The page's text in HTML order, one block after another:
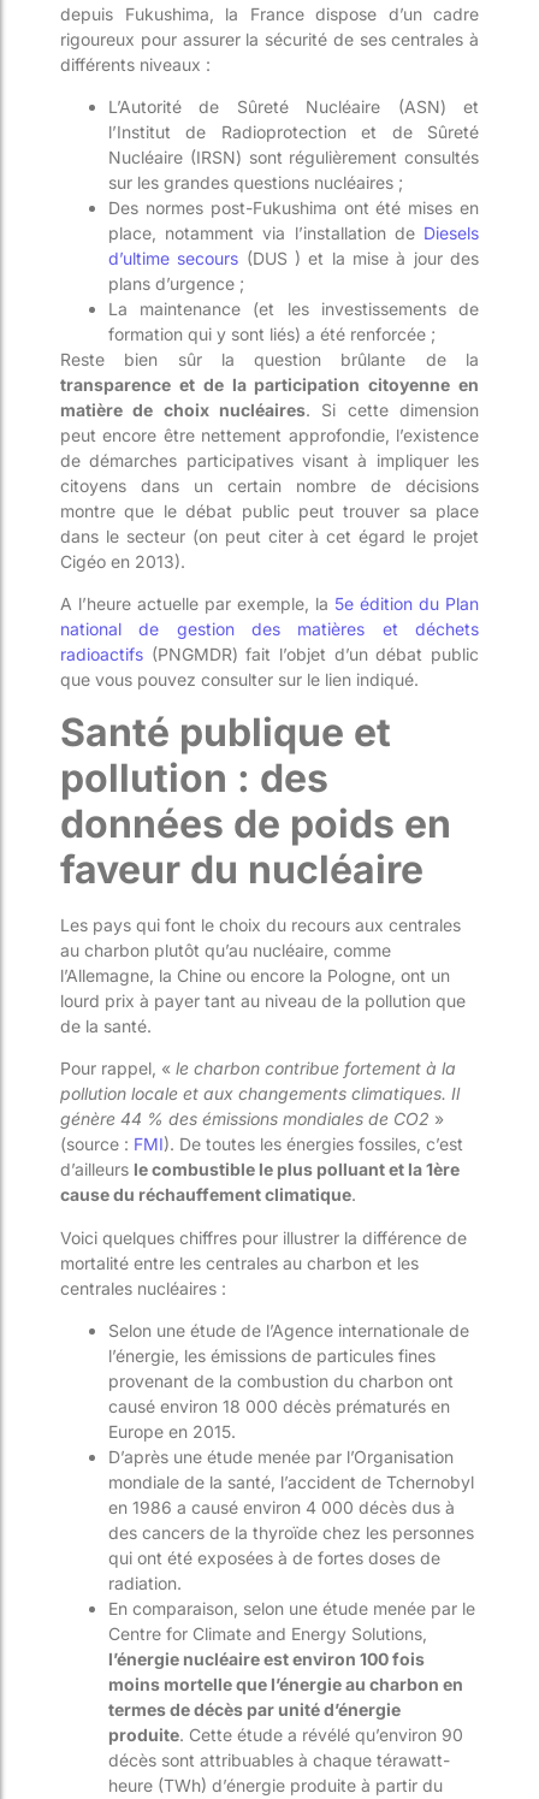
depuis Fukushima, la France dispose d’un cadre
rigoureux pour assurer la sécurité de ses centrales à
différents niveaux :
L’Autorité de Sûreté Nucléaire (ASN) et
l’Institut de Radioprotection et de Sûreté
Nucléaire (IRSN) sont régulièrement consultés
sur les grandes questions nucléaires ;
Des normes post-Fukushima ont été mises en
place, notamment via l’installation de Diesels
d’ultime secours (DUS ) et la mise à jour des
plans d’urgence ;
La maintenance (et les investissements de
formation qui y sont liés) a été renforcée ;
Reste bien sûr la question brûlante de la
transparence et de la participation citoyenne en
matière de choix nucléaires. Si cette dimension
peut encore être nettement approfondie, l’existence
de démarches participatives visant à impliquer les
citoyens dans un certain nombre de décisions
montre que le débat public peut trouver sa place
dans le secteur (on peut citer à cet égard le projet
Cigéo en 2013).
A l’heure actuelle par exemple, la 5e édition du Plan
national de gestion des matières et déchets
radioactifs (PNGMDR) fait l’objet d’un débat public
que vous pouvez consulter sur le lien indiqué.
Santé publique et
pollution : des
données de poids en
faveur du nucléaire
Les pays qui font le choix du recours aux centrales
au charbon plutôt qu’au nucléaire, comme
l’Allemagne, la Chine ou encore la Pologne, ont un
lourd prix à payer tant au niveau de la pollution que
de la santé.
Pour rappel, « le charbon contribue fortement à la
pollution locale et aux changements climatiques. Il
génère 44 % des émissions mondiales de CO2 »
(source : FMI). De toutes les énergies fossiles, c’est
d’ailleurs le combustible le plus polluant et la 1ère
cause du réchauffement climatique.
Voici quelques chiffres pour illustrer la différence de
mortalité entre les centrales au charbon et les
centrales nucléaires :
Selon une étude de l’Agence internationale de
l’énergie, les émissions de particules fines
provenant de la combustion du charbon ont
causé environ 18 000 décès prématurés en
Europe en 2015.
D’après une étude menée par l’Organisation
mondiale de la santé, l’accident de Tchernobyl
en 1986 a causé environ 4 000 décès dus à
des cancers de la thyroïde chez les personnes
qui ont été exposées à de fortes doses de
radiation.
En comparaison, selon une étude menée par le
Centre for Climate and Energy Solutions,
l’énergie nucléaire est environ 100 fois
moins mortelle que l’énergie au charbon en
termes de décès par unité d’énergie
produite. Cette étude a révélé qu’environ 90
décès sont attribuables à chaque térawatt-
heure (TWh) d’énergie produite à partir du